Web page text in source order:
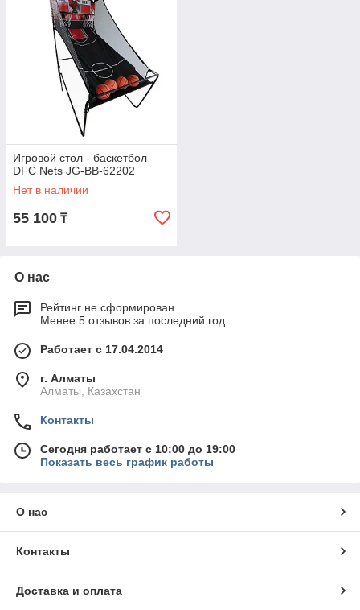
Игровой стол - баскетбол
DFC Nets JG-BB-62202
Нет в наличии
55 100 ₸
О нас
Рейтинг не сформирован
Менее 5 отзывов за последний год
Работает с 17.04.2014
г. Алматы
Алматы, Казахстан
Контакты
Сегодня работает с 10:00 до 19:00
Показать весь график работы
О нас
Контакты
Доставка и оплата